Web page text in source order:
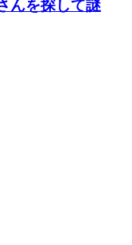
んを探して謎